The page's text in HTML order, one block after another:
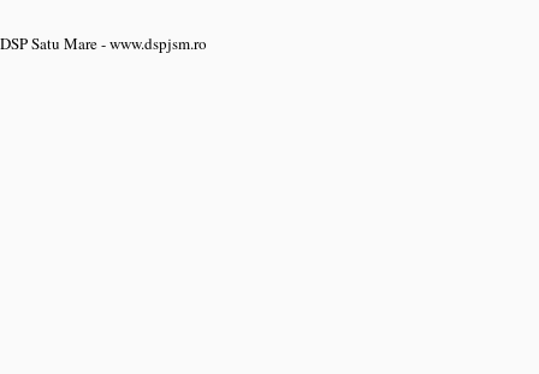
DSP Satu Mare - www.dspjsm.ro